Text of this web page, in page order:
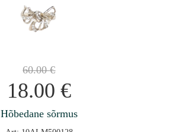
60.00€
18.00 €
Hõbedane sõrmus